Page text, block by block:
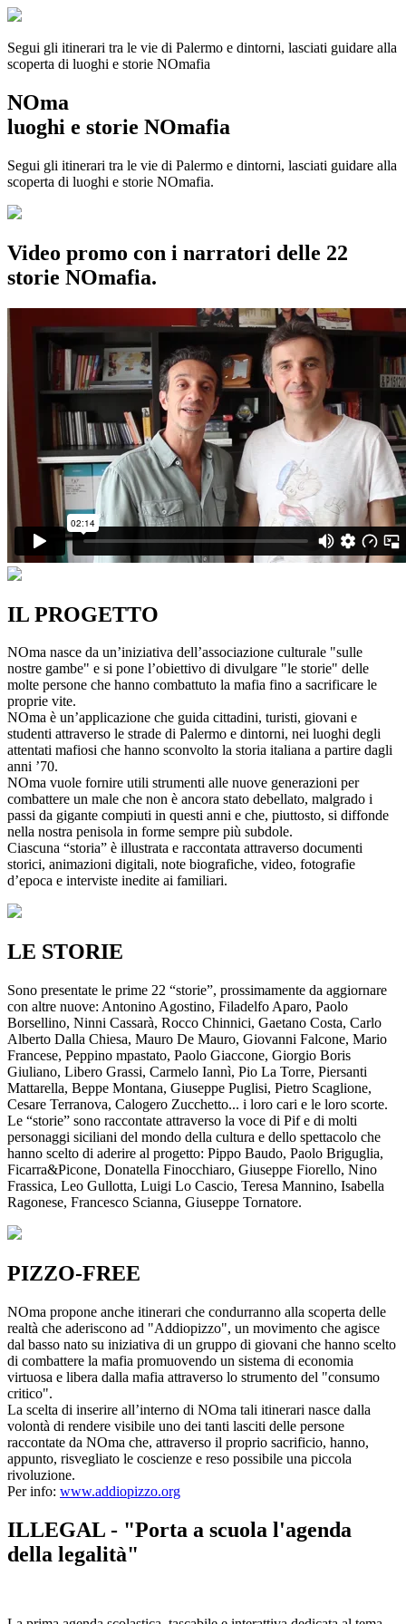
Segui gli itinerari tra le vie di Palermo e dintorni, lasciati guidare alla
scoperta di luoghi e storie NOmafia
NOma
luoghi e storie NOmafia
Segui gli itinerari tra le vie di Palermo e dintorni, lasciati guidare alla
scoperta di luoghi e storie NOmafia.
Video promo con i narratori delle 22
storie NOmafia.
IL PROGETTO
NOma nasce da un’iniziativa dell’associazione culturale "sulle
nostre gambe" e si pone l’obiettivo di divulgare "le storie" delle
molte persone che hanno combattuto la mafia fino a sacrificare le
proprie vite.
NOma è un’applicazione che guida cittadini, turisti, giovani e
studenti attraverso le strade di Palermo e dintorni, nei luoghi degli
attentati mafiosi che hanno sconvolto la storia italiana a partire dagli
anni ’70.
NOma vuole fornire utili strumenti alle nuove generazioni per
combattere un male che non è ancora stato debellato, malgrado i
passi da gigante compiuti in questi anni e che, piuttosto, si diffonde
nella nostra penisola in forme sempre più subdole.
Ciascuna “storia” è illustrata e raccontata attraverso documenti
storici, animazioni digitali, note biografiche, video, fotografie
d’epoca e interviste inedite ai familiari.
LE STORIE
Sono presentate le prime 22 “storie”, prossimamente da aggiornare
con altre nuove: Antonino Agostino, Filadelfo Aparo, Paolo
Borsellino, Ninni Cassarà, Rocco Chinnici, Gaetano Costa, Carlo
Alberto Dalla Chiesa, Mauro De Mauro, Giovanni Falcone, Mario
Francese, Peppino mpastato, Paolo Giaccone, Giorgio Boris
Giuliano, Libero Grassi, Carmelo Iannì, Pio La Torre, Piersanti
Mattarella, Beppe Montana, Giuseppe Puglisi, Pietro Scaglione,
Cesare Terranova, Calogero Zucchetto... i loro cari e le loro scorte.
Le “storie” sono raccontate attraverso la voce di Pif e di molti
personaggi siciliani del mondo della cultura e dello spettacolo che
hanno scelto di aderire al progetto: Pippo Baudo, Paolo Briguglia,
Ficarra&Picone, Donatella Finocchiaro, Giuseppe Fiorello, Nino
Frassica, Leo Gullotta, Luigi Lo Cascio, Teresa Mannino, Isabella
Ragonese, Francesco Scianna, Giuseppe Tornatore.
PIZZO-FREE
NOma propone anche itinerari che condurranno alla scoperta delle
realtà che aderiscono ad "Addiopizzo", un movimento che agisce
dal basso nato su iniziativa di un gruppo di giovani che hanno scelto
di combattere la mafia promuovendo un sistema di economia
virtuosa e libera dalla mafia attraverso lo strumento del "consumo
critico".
La scelta di inserire all’interno di NOma tali itinerari nasce dalla
volontà di rendere visibile uno dei tanti lasciti delle persone
raccontate da NOma che, attraverso il proprio sacrificio, hanno,
appunto, risvegliato le coscienze e reso possibile una piccola
rivoluzione.
Per info: www.addiopizzo.org
ILLEGAL - "Porta a scuola l'agenda
della legalità"